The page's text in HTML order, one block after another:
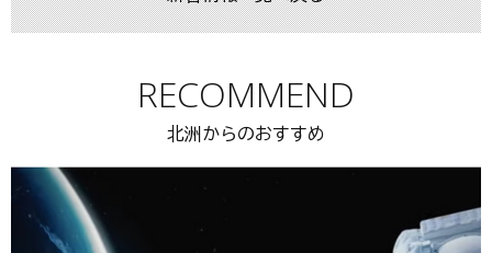
RECOMMEND
北洲からのおすすめ